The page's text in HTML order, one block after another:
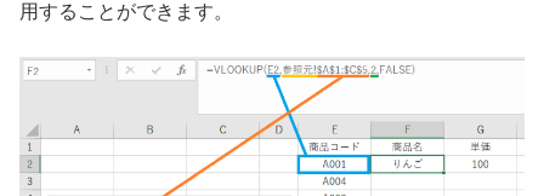
用することができます。